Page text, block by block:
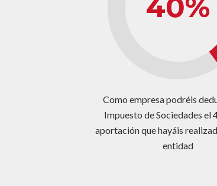
Como empresa podréis
Impuesto de Sociedades el
aportación que hayáis
entidad